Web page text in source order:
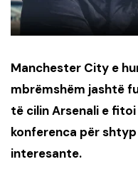
Manchester City e
mbrëmshëm jashtë
të cilin Arsenali e
konferenca për
interesante.